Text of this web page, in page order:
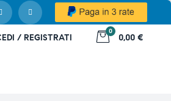
/ REGISTRATI
0
0,00 €